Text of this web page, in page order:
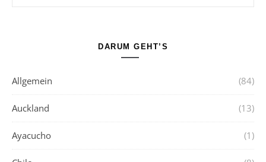
DARUM GEHT’S
Allgemein (84)
Auckland (13)
Ayacucho (1)